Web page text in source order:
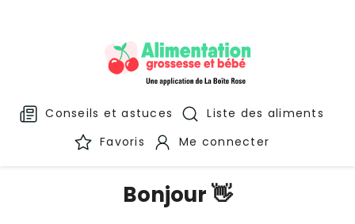
Conseils et astuces
Liste des aliments
Favoris
Me connecter
Bonjour 👋